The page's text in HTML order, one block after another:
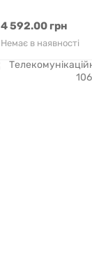
4 592.00 грн
Немає в наявності